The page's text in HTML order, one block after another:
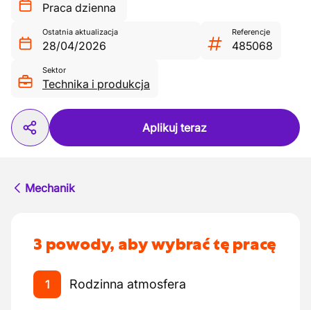
Praca dzienna
Ostatnia aktualizacja
28/04/2026
Referencje
485068
Sektor
Technika i produkcja
Aplikuj teraz
Mechanik
3 powody, aby wybrać tę pracę
1 Rodzinna atmosfera